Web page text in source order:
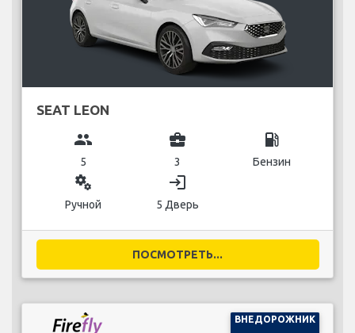
SEAT LEON
group
5
business_center
3
local_gas_station
Бензин
miscellaneous_services
Ручной
login
5 Дверь
ПОСМОТРЕТЬ...
ВНЕДОРОЖНИК